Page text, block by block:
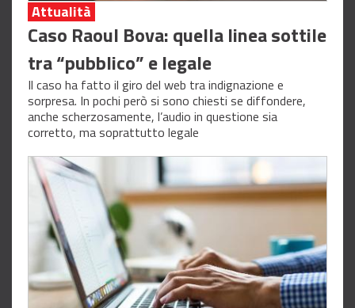
Attualità
Caso Raoul Bova: quella linea sottile
tra “pubblico” e legale
Il caso ha fatto il giro del web tra indignazione e
sorpresa. In pochi però si sono chiesti se diffondere,
anche scherzosamente, l’audio in questione sia
corretto, ma soprattutto legale